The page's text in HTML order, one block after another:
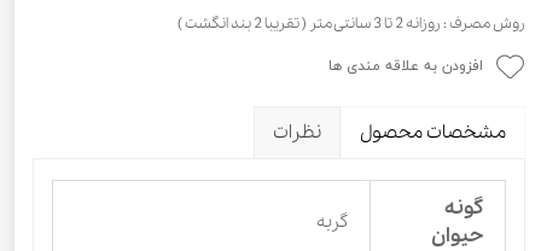
روش مصرف : روزانه 2 تا 3 سانتی متر ( تقریبا 2 بند انگشت )
افزودن به علاقه مندی ها
مشخصات محصول نظرات
گونه
حیوان
گربه